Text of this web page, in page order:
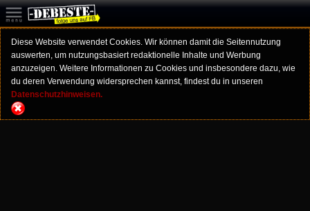
Diese Website verwendet Cookies. Wir können damit die Seitennutzung
auswerten, um nutzungsbasiert redaktionelle Inhalte und Werbung
anzuzeigen. Weitere Informationen zu Cookies und insbesondere dazu, wie
du deren Verwendung widersprechen kannst, findest du in unseren
Datenschutzhinweisen.